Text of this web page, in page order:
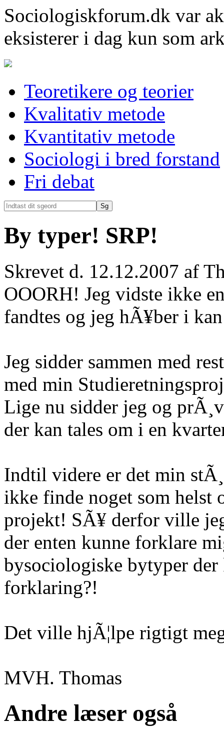
Sociologiskforum.dk var
eksisterer i dag kun som
Teoretikere og teorier
Kvalitativ metode
Kvantitativ metode
Sociologi i bred forstand
Fri debat
By typer! SRP!
Skrevet d. 12.12.2007 af
OOORH! Jeg vidste ikke
fandtes og jeg hÃ¥ber i
Jeg sidder sammen med
med min
Lige nu sidder jeg og
der kan tales om i en
Indtil videre er det min
ikke finde noget som helst
projekt! SÃ¥ derfor ville
der enten kunne forklare
bysociologiske bytyper
forklaring?!
Det ville hjÃ¦lpe rigtigt
MVH. Thomas
Andre læser også